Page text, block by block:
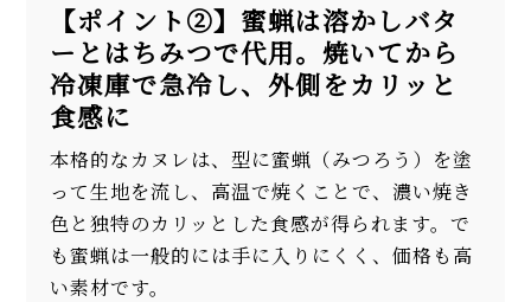
【ポイント②】蜜蝋は溶かしバタ
ーとはちみつで代用。焼いてから
冷凍庫で急冷し、外側をカリッと
食感に
本格的なカヌレは、型に蜜蝋（みつろう）を塗
って生地を流し、高温で焼くことで、濃い焼き
色と独特のカリッとした食感が得られます。で
も蜜蝋は一般的には手に入りにくく、価格も高
い素材です。